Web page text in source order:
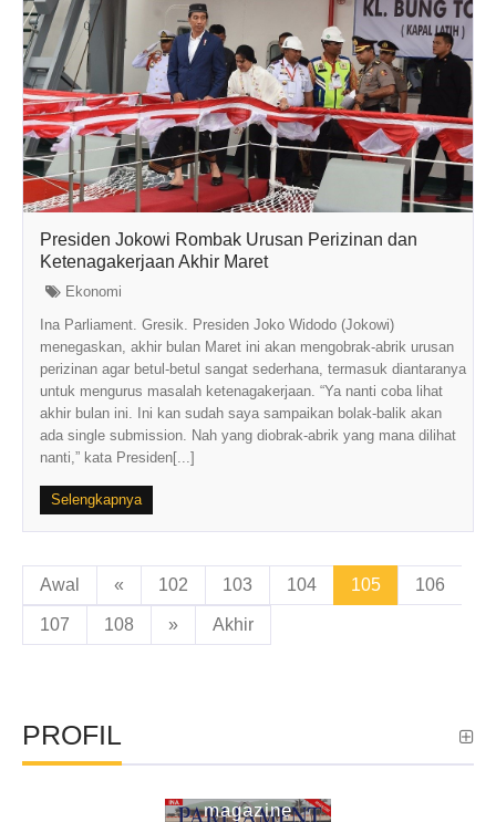
Presiden Jokowi Rombak Urusan Perizinan dan
Ketenagakerjaan Akhir Maret
Ekonomi
Ina Parliament. Gresik. Presiden Joko Widodo (Jokowi)
menegaskan, akhir bulan Maret ini akan mengobrak-abrik urusan
perizinan agar betul-betul sangat sederhana, termasuk diantaranya
untuk mengurus masalah ketenagakerjaan. “Ya nanti coba lihat
akhir bulan ini. Ini kan sudah saya sampaikan bolak-balik akan
ada single submission. Nah yang diobrak-abrik yang mana dilihat
nanti,” kata Presiden[...]
Selengkapnya
Awal « 102 103 104 105 106
107 108 » Akhir
PROFIL
magazine